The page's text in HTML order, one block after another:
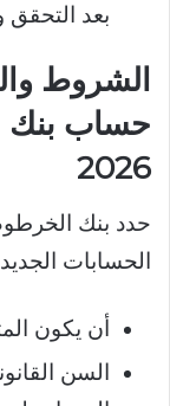
بعد
الشروط
حساب بنك
2026
حدد بنك
الحسابات
أن يكون